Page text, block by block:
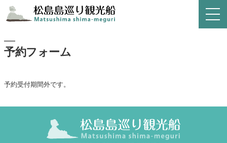
予約フォーム
予約受付期間外です。